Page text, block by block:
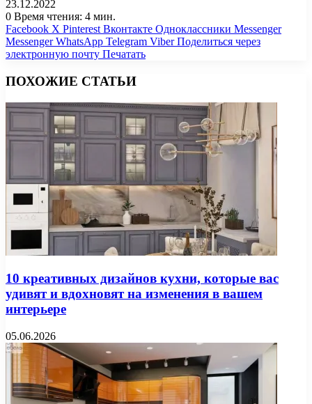
23.12.2022
0 Время чтения: 4 мин.
Facebook X Pinterest Вконтакте Одноклассники Messenger
Messenger WhatsApp Telegram Viber Поделиться через
электронную почту Печатать
ПОХОЖИЕ СТАТЬИ
10 креативных дизайнов кухни, которые вас
удивят и вдохновят на изменения в вашем
интерьере
05.06.2026